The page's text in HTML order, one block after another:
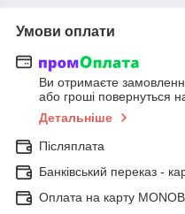
Умови оплати
Ви отримаєте
або гроші повернуться
Детальніше
Післяплата
Банківський переказ -
Оплата на карту